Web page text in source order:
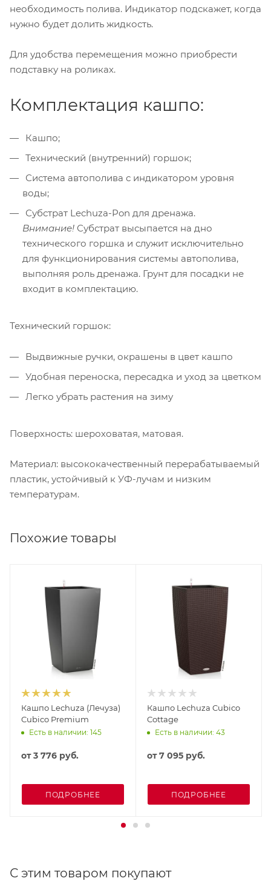
необходимость полива. Индикатор подскажет, когда
нужно будет долить жидкость.
Для удобства перемещения можно приобрести
подставку на роликах.
Комплектация кашпо:
Кашпо;
Технический (внутренний) горшок;
Система автополива с индикатором уровня
воды;
Субстрат Lechuza-Pon для дренажа.
Внимание! Субстрат высыпается на дно
технического горшка и служит исключительно
для функционирования системы автополива,
выполняя роль дренажа. Грунт для посадки не
входит в комплектацию.
Технический горшок:
Выдвижные ручки, окрашены в цвет кашпо
Удобная переноска, пересадка и уход за цветком
Легко убрать растения на зиму
Поверхность: шероховатая, матовая.
Материал: высококачественный перерабатываемый
пластик, устойчивый к УФ-лучам и низким
температурам.
Похожие товары
Кашпо Lechuza (Лечуза)
Cubico Premium
Есть в наличии: 145
от3 776 руб.
ПОДРОБНЕЕ
Кашпо Lechuza Cubico
Cottage
Есть в наличии: 43
от7 095 руб.
ПОДРОБНЕЕ
С этим товаром покупают